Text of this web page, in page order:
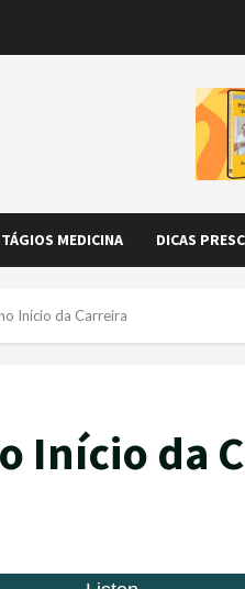
MEDICINA DICAS
Início da Carreira
Início da